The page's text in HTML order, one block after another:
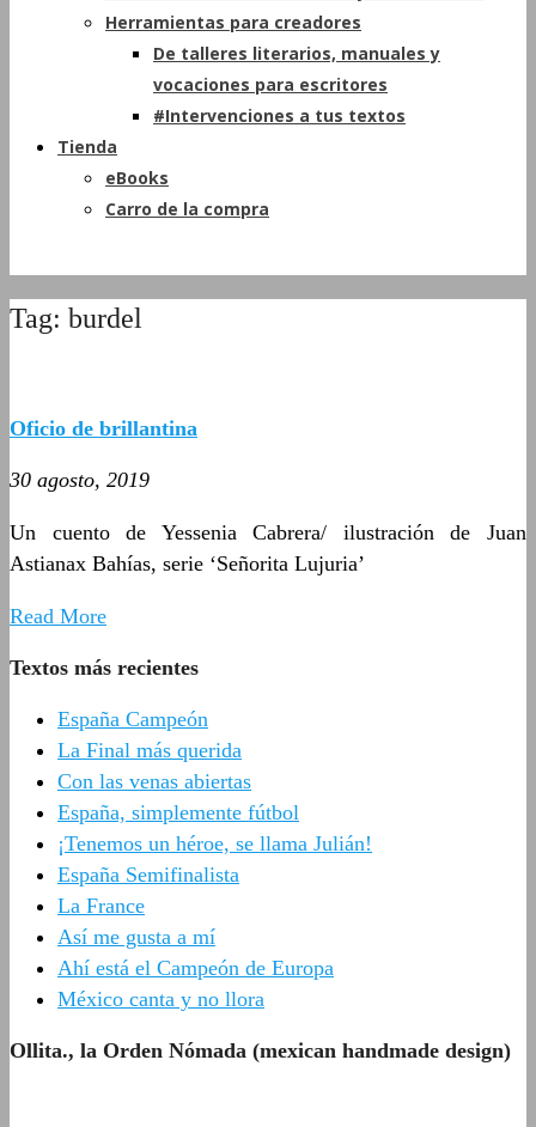
Herramientas para creadores
De talleres literarios, manuales y
vocaciones para escritores
#Intervenciones a tus textos
Tienda
eBooks
Carro de la compra
Tag: burdel
Oficio de brillantina
30 agosto, 2019
Un cuento de Yessenia Cabrera/ ilustración de Juan
Astianax Bahías, serie ‘Señorita Lujuria’
Read More
Textos más recientes
España Campeón
La Final más querida
Con las venas abiertas
España, simplemente fútbol
¡Tenemos un héroe, se llama Julián!
España Semifinalista
La France
Así me gusta a mí
Ahí está el Campeón de Europa
México canta y no llora
Ollita., la Orden Nómada (mexican handmade design)